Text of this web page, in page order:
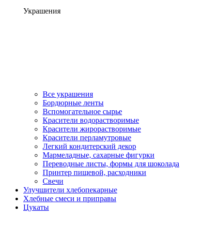
Украшения
Все украшения
Бордюрные ленты
Вспомогательное сырье
Красители водорастворимые
Красители жирорастворимые
Красители перламутровые
Легкий кондитерский декор
Мармеладные, сахарные фигурки
Переводные листы, формы для шоколада
Принтер пищевой, расходники
Свечи
Улучшители хлебопекарные
Хлебные смеси и приправы
Цукаты